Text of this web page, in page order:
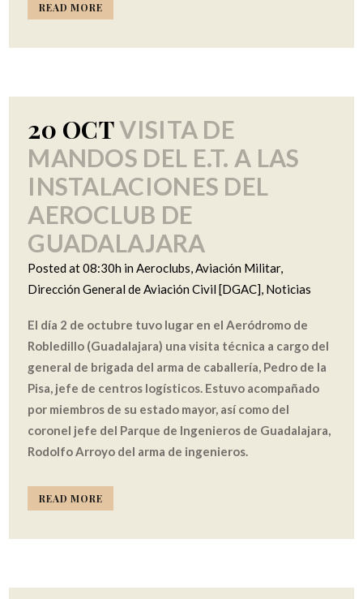
READ MORE
20 OCT VISITA DE
MANDOS DEL E.T. A LAS
INSTALACIONES DEL
AEROCLUB DE
GUADALAJARA
Posted at 08:30h inAeroclubs,Aviación Militar,
Dirección General de Aviación Civil [DGAC], Noticias
El día 2 de octubre tuvo lugar en el Aeródromo de
Robledillo (Guadalajara) una visita técnica a cargo del
general de brigada del arma de caballería, Pedro de la
Pisa, jefe de centros logísticos. Estuvo acompañado
por miembros de su estado mayor, así como del
coronel jefe del Parque de Ingenieros de Guadalajara,
Rodolfo Arroyo del arma de ingenieros.
READ MORE